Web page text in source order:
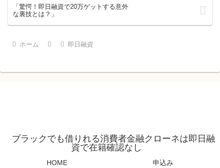
「驚愕！即日融資で20万ゲットする意外
な裏技とは？」
ホーム 即日融資
ブラックでも借りれる消費者金融クローネは即日融
資で在籍確認なし
HOME
申込み